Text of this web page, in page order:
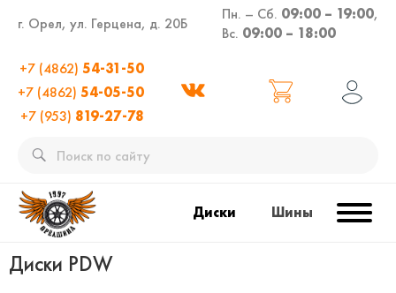
г. Орел, ул. Герцена, д. 20Б
Пн. – Сб. 09:00 – 19:00,
Вс. 09:00 – 18:00
+7 (4862) 54-31-50
+7 (4862) 54-05-50
+7 (953) 819-27-78
Диски Шины
Диски PDW